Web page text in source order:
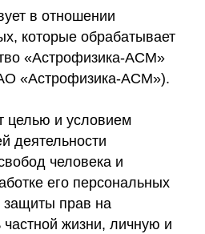
в отношении
которые обрабатывает
«Астрофизика-АСМ»
«Астрофизика-АСМ»).
целью и условием
деятельности
человека и
его персональных
защиты прав на
частной жизни, личную и